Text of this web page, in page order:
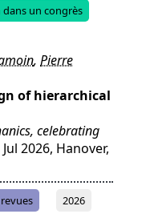
un congrès
, Pierre
of hierarchical
celebrating
Jul 2026, Hanover,
2026